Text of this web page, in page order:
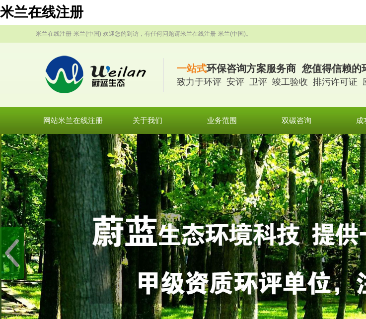
米兰在线注册
米兰在线注册-米兰(中国) 欢迎您的到访，有任何问题请米兰在线注册-米兰(中国)。
一站式环保咨询方案服务商 您值得信赖的
致力于环评 安评 卫评 竣工验收 排污许可证
网站米兰在线注册 关于我们 业务范围 双碳咨询 成